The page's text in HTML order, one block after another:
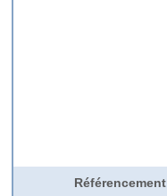
Référencement